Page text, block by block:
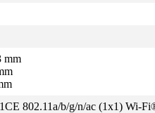
mm
802.11a/b/g/n/ac (1x1) Wi-